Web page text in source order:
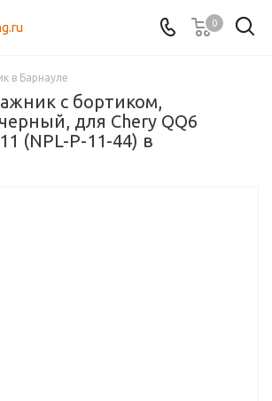
0
в Барнауле
с бортиком,
для Chery QQ6
(NPL-P-11-44) в